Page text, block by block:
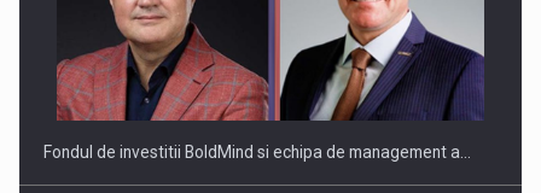
ROOTED IN ROMANIA, BUILT TO DELIVER TECHNOLOGY FOR
THE…
Fondul de investitii BoldMind si echipa de management a…